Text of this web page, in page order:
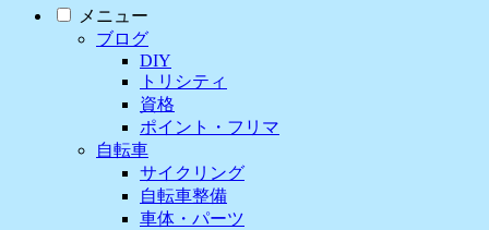
メニュー
ブログ
DIY
トリシティ
資格
ポイント・フリマ
自転車
サイクリング
自転車整備
車体・パーツ